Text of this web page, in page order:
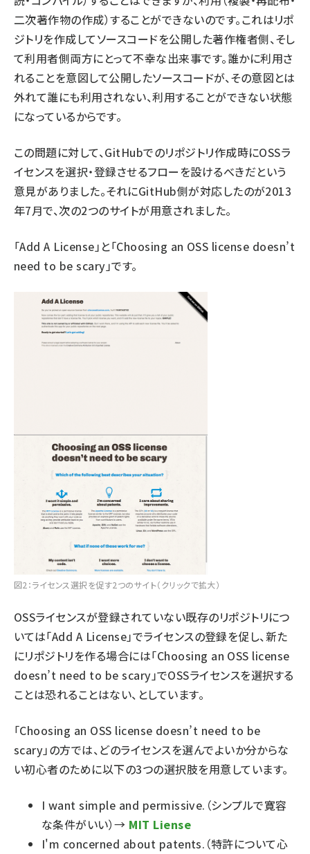
二次著作物の作成）することができないのです。これはリポ
ジトリを作成してソースコードを公開した著作権者側、そし
て利用者側両方にとって不幸な出来事です。誰かに利用さ
れることを意図して公開したソースコードが、その意図とは
外れて誰にも利用されない、利用することができない状態
になっているからです。
この問題に対して、GitHubでのリポジトリ作成時にOSSラ
イセンスを選択・登録させるフローを設けるべきだという
意見がありました。それにGitHub側が対応したのが2013
年7月で、次の2つのサイトが用意されました。
「Add A License」と「Choosing an OSS license doesn’t
need to be scary」です。
図2：ライセンス選択を促す2つのサイト（クリックで拡大）
OSSライセンスが登録されていない既存のリポジトリにつ
いては「Add A License」でライセンスの登録を促し、新た
にリポジトリを作る場合には「Choosing an OSS license
doesn’t need to be scary」でOSSライセンスを選択する
ことは恐れることはない、としています。
「Choosing an OSS license doesn’t need to be
scary」の方では、どのライセンスを選んでよいか分からな
い初心者のために以下の3つの選択肢を用意しています。
I want simple and permissive.（シンプルで寛容
な条件がいい）→ MIT Liense
I'm concerned about patents.（特許について心